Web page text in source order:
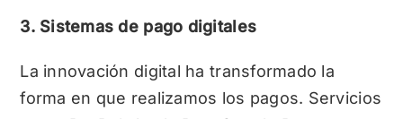
3. Sistemas de pago digitales
La innovación digital ha transformado la
forma en que realizamos los pagos. Servicios